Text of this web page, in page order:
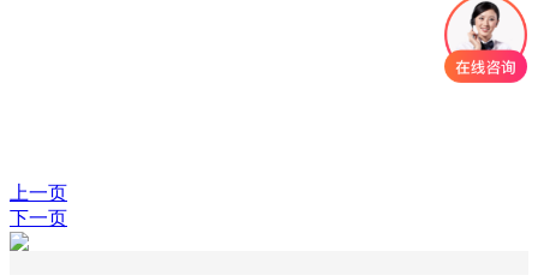
上一页
下一页